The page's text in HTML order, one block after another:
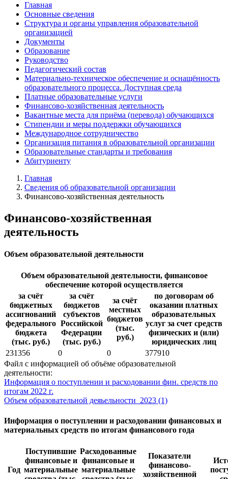
Главная
Основные сведения
Структура и органы управления образовательной
организацией
Документы
Образование
Руководство
Педагогический состав
Материально-техническое обеспечение и оснащённость
образовательного процесса. Доступная среда
Платные образовательные услуги
Финансово-хозяйственная деятельность
Вакантные места для приёма (перевода) обучающихся
Стипендии и меры поддержки обучающихся
Международное сотрудничество
Организация питания в образовательной организации
Образовательные стандарты и требования
Абитуриенту
Главная
Сведения об образовательной организации
Финансово-хозяйственная деятельность
Финансово-хозяйственная
деятельность
Объем образовательной деятельности
Объем образовательной деятельности, финансовое
обеспечение которой осуществляется
за счёт
бюджетных
ассигнований
федерального
бюджета
(тыс. руб.)
за счёт
бюджетов
субъектов
Российской
Федерации
(тыс. руб.)
за счёт
местных
бюджетов
(тыс.
руб.)
по договорам об
оказании платных
образовательных
услуг за счет средств
физических и (или)
юридических лиц
231356
0 0
377910
Файл с информацией об объёме образовательной
деятельности:
Информация о поступлении и расходовании фин. средств по
итогам 2022 г.
Объем образовательной деяьельности_2023 (1)
Информация о поступлении и расходовании финансовых и
материальных средств по итогам финансового года
Год
Поступившие
финансовые и
материальные
Расходованные
финансовые и
материальные
Показатели
финансово-
хозяйственной